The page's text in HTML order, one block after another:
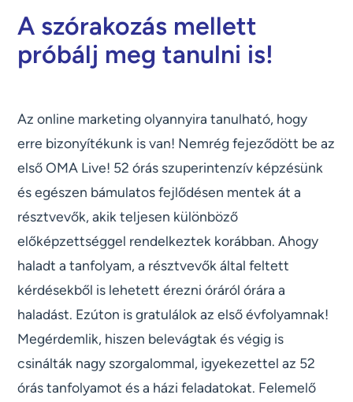
A szórakozás mellett
próbálj meg tanulni is!
Az online marketing olyannyira tanulható, hogy
erre bizonyítékunk is van! Nemrég fejeződött be az
első OMA Live! 52 órás szuperintenzív képzésünk
és egészen bámulatos fejlődésen mentek át a
résztvevők, akik teljesen különböző
előképzettséggel rendelkeztek korábban. Ahogy
haladt a tanfolyam, a résztvevők által feltett
kérdésekből is lehetett érezni óráról órára a
haladást. Ezúton is gratulálok az első évfolyamnak!
Megérdemlik, hiszen belevágtak és végig is
csinálták nagy szorgalommal, igyekezettel az 52
órás tanfolyamot és a házi feladatokat. Felemelő